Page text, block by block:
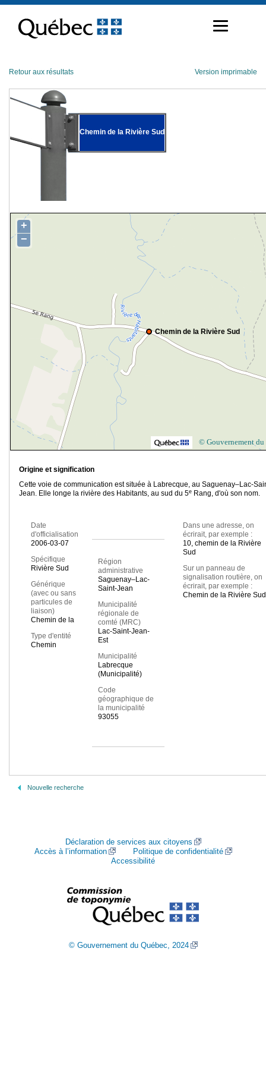
contenu
Retour aux résultats Version imprimable
Chemin de la Rivière Sud
Chemin de la Rivière Sud
+
−
© Gouvernement du
Origine et signification
Cette voie de communication est située à Labrecque, au Saguenay–Lac-
Jean. Elle longe la rivière des Habitants, au sud du 5e Rang, d'où son nom.
Date
d'officialisation
2006-03-07
Spécifique
Rivière Sud
Générique
(avec ou sans
particules de
liaison)
Chemin de la
Type d'entité
Chemin
Région
administrative
Saguenay–Lac-
Saint-Jean
Municipalité
régionale de
comté (MRC)
Lac-Saint-Jean-
Est
Municipalité
Labrecque
(Municipalité)
Code
géographique de
la municipalité
93055
Dans une adresse, on
écrirait, par exemple :
10, chemin de la Rivière
Sud
Sur un panneau de
signalisation routière, on
écrirait, par exemple :
Chemin de la Rivière Sud
Nouvelle recherche
Déclaration de services aux citoyens
Accès à l’information
Politique de confidentialité
Accessibilité
© Gouvernement du Québec, 2024